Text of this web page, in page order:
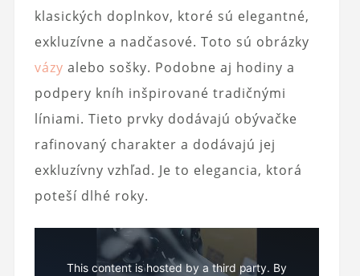
klasických doplnkov, ktoré sú elegantné,
exkluzívne a nadčasové. Toto sú obrázky
vázy alebo sošky. Podobne aj hodiny a
podpery kníh inšpirované tradičnými
líniami. Tieto prvky dodávajú obývačke
rafinovaný charakter a dodávajú jej
exkluzívny vzhľad. Je to elegancia, ktorá
poteší dlhé roky.
This content is hosted by a third party. By